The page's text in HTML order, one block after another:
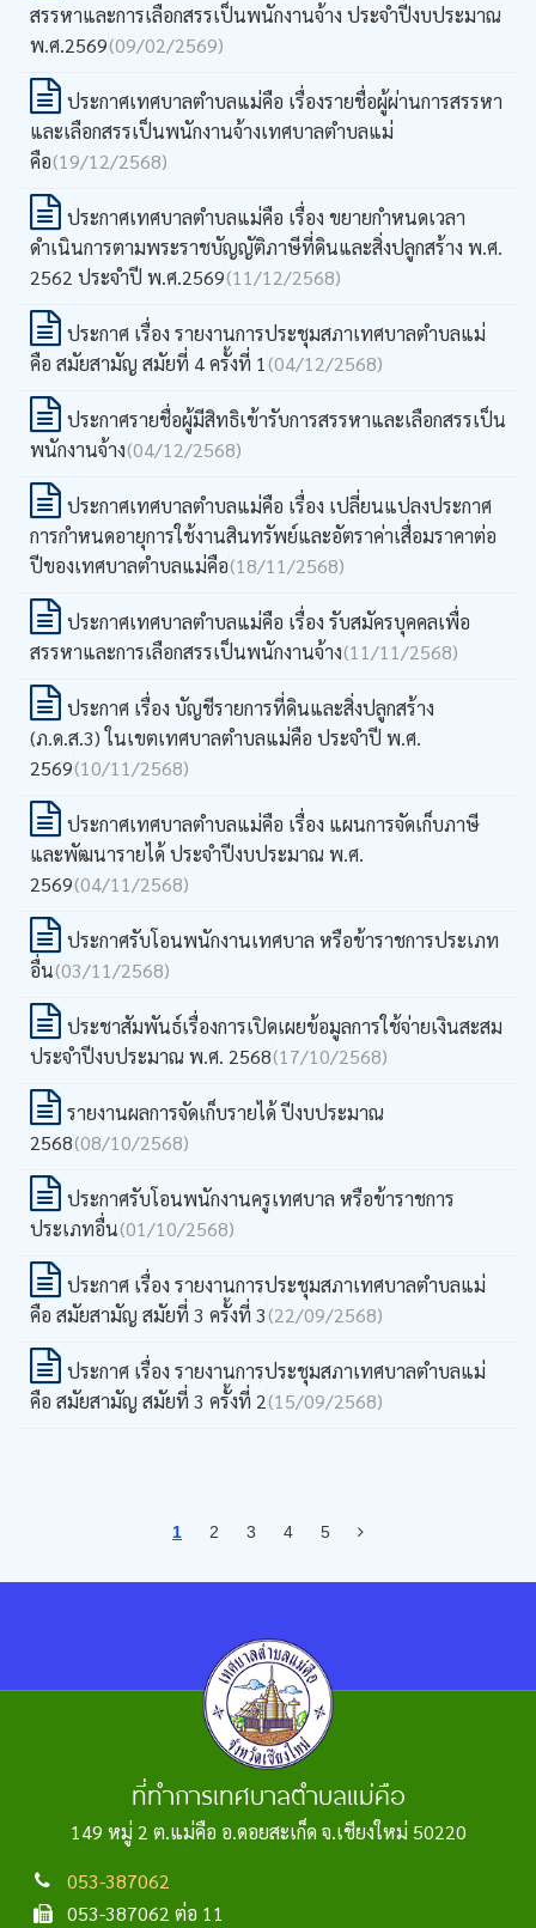
สรรหาและการเลือกสรรเป็นพนักงานจ้าง ประจำปีงบประมาณ
พ.ศ.2569(09/02/2569)
ประกาศเทศบาลตำบลแม่คือ เรื่องรายชื่อผู้ผ่านการสรรหา
และเลือกสรรเป็นพนักงานจ้างเทศบาลตำบลแม่
คือ(19/12/2568)
ประกาศเทศบาลตำบลแม่คือ เรื่อง ขยายกำหนดเวลา
ดำเนินการตามพระราชบัญญัติภาษีที่ดินและสิ่งปลูกสร้าง พ.ศ.
2562 ประจำปี พ.ศ.2569(11/12/2568)
ประกาศ เรื่อง รายงานการประชุมสภาเทศบาลตำบลแม่
คือ สมัยสามัญ สมัยที่ 4 ครั้งที่ 1(04/12/2568)
ประกาศรายชื่อผู้มีสิทธิเข้ารับการสรรหาและเลือกสรรเป็น
พนักงานจ้าง(04/12/2568)
ประกาศเทศบาลตำบลแม่คือ เรื่อง เปลี่ยนแปลงประกาศ
การกำหนดอายุการใช้งานสินทรัพย์และอัตราค่าเสื่อมราคาต่อ
ปีของเทศบาลตำบลแม่คือ(18/11/2568)
ประกาศเทศบาลตำบลแม่คือ เรื่อง รับสมัครบุคคลเพื่อ
สรรหาและการเลือกสรรเป็นพนักงานจ้าง(11/11/2568)
ประกาศ เรื่อง บัญชีรายการที่ดินและสิ่งปลูกสร้าง
(ภ.ด.ส.3) ในเขตเทศบาลตำบลแม่คือ ประจำปี พ.ศ.
2569(10/11/2568)
ประกาศเทศบาลตำบลแม่คือ เรื่อง แผนการจัดเก็บภาษี
และพัฒนารายได้ ประจำปีงบประมาณ พ.ศ.
2569(04/11/2568)
ประกาศรับโอนพนักงานเทศบาล หรือข้าราชการประเภท
อื่น(03/11/2568)
ประชาสัมพันธ์เรื่องการเปิดเผยข้อมูลการใช้จ่ายเงินสะสม
ประจำปีงบประมาณ พ.ศ. 2568(17/10/2568)
รายงานผลการจัดเก็บรายได้ ปีงบประมาณ
2568(08/10/2568)
ประกาศรับโอนพนักงานครูเทศบาล หรือข้าราชการ
ประเภทอื่น(01/10/2568)
ประกาศ เรื่อง รายงานการประชุมสภาเทศบาลตำบลแม่
คือ สมัยสามัญ สมัยที่ 3 ครั้งที่ 3(22/09/2568)
ประกาศ เรื่อง รายงานการประชุมสภาเทศบาลตำบลแม่
คือ สมัยสามัญ สมัยที่ 3 ครั้งที่ 2(15/09/2568)
1 2 3 4 5
ที่ทำการเทศบาลตำบลแม่คือ
149 หมู่ 2 ต.แม่คือ อ.ดอยสะเก็ด จ.เชียงใหม่ 50220
053-387062
053-387062 ต่อ 11